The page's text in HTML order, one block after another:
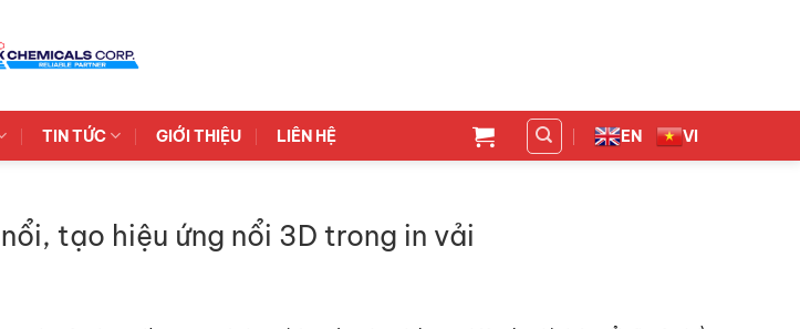
TIN TỨC GIỚI THIỆU LIÊN HỆ EN VI
tạo hiệu ứng nổi 3D trong in vải